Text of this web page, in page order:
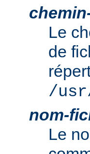
Le
de
/
nom-
Le